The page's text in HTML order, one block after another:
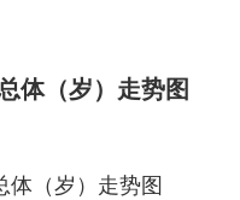
体（岁）走势图
体（岁）走势图